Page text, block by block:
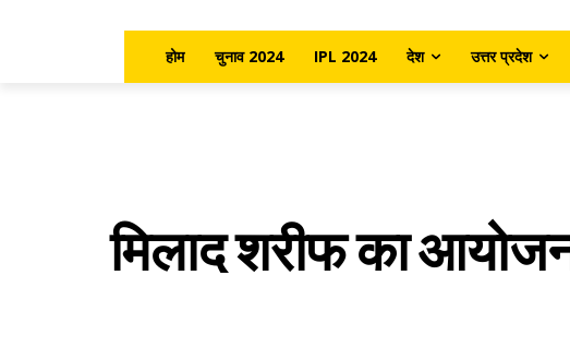
होम चुनाव 2024 IPL 2024 देश उत्तर प्रदेश
मिलाद शरीफ का